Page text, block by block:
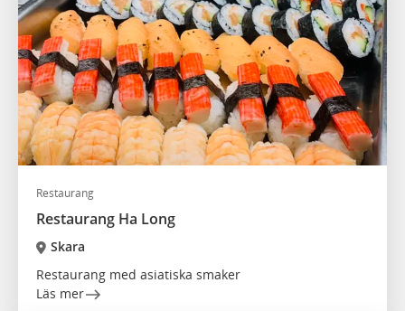
Restaurang
Restaurang Ha Long
Skara
Restaurang med asiatiska smaker
Läs mer